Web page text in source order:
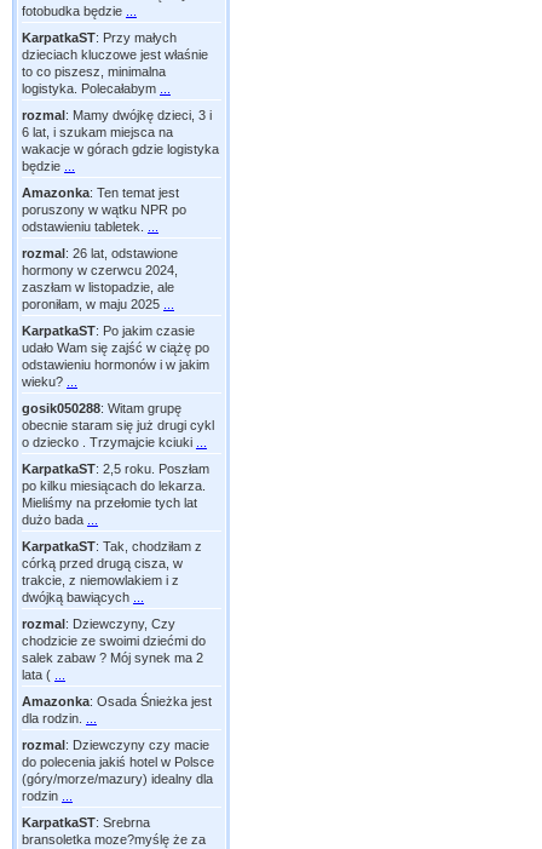
fotobudka będzie
KarpatkaST: Przy małych
dzieciach kluczowe jest właśnie
to co piszesz, minimalna
logistyka. Polecałabym
rozmal: Mamy dwójkę dzieci, 3 i
6 lat, i szukam miejsca na
wakacje w górach gdzie logistyka
będzie
Amazonka: Ten temat jest
poruszony w wątku NPR po
odstawieniu tabletek.
rozmal: 26 lat, odstawione
hormony w czerwcu 2024,
zaszłam w listopadzie, ale
poroniłam, w maju 2025
KarpatkaST: Po jakim czasie
udało Wam się zajść w ciążę po
odstawieniu hormonów i w jakim
wieku?
gosik050288: Witam grupę
obecnie staram się już drugi cykl
o dziecko . Trzymajcie kciuki
KarpatkaST: 2,5 roku. Poszłam
po kilku miesiącach do lekarza.
Mieliśmy na przełomie tych lat
dużo bada
KarpatkaST: Tak, chodziłam z
córką przed drugą cisza, w
trakcie, z niemowlakiem i z
dwójką bawiących
rozmal: Dziewczyny, Czy
chodzicie ze swoimi dziećmi do
salek zabaw ? Mój synek ma 2
lata (
Amazonka: Osada Śnieżka jest
dla rodzin.
rozmal: Dziewczyny czy macie
do polecenia jakiś hotel w Polsce
(góry/morze/mazury) idealny dla
rodzin
KarpatkaST: Srebrna
bransoletka moze?myślę że za